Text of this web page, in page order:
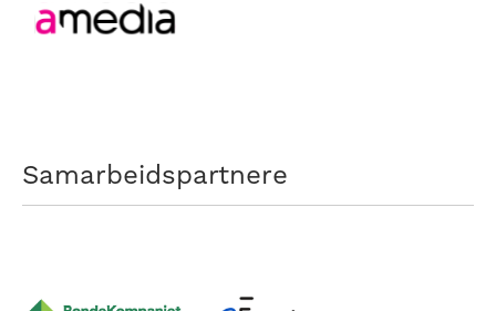
Samarbeidspartnere